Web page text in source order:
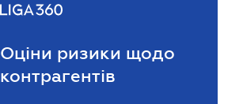
Оціни ризики щодо
контрагентів